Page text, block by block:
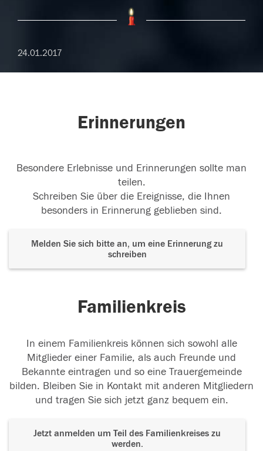
24.01.2017
Erinnerungen
Besondere Erlebnisse und Erinnerungen sollte man
teilen.
Schreiben Sie über die Ereignisse, die Ihnen
besonders in Erinnerung geblieben sind.
Melden Sie sich bitte an, um eine Erinnerung zu
schreiben
Familienkreis
In einem Familienkreis können sich sowohl alle
Mitglieder einer Familie, als auch Freunde und
Bekannte eintragen und so eine Trauergemeinde
bilden. Bleiben Sie in Kontakt mit anderen Mitgliedern
und tragen Sie sich jetzt ganz bequem ein.
Jetzt anmelden um Teil des Familienkreises zu
werden.